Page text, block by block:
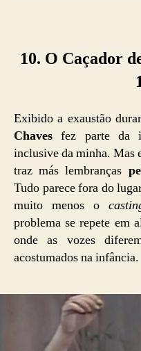
10. O Caçador
Exibido a exaustão
Chaves fez parte da
inclusive da minha. Mas
traz más lembranças
Tudo parece fora do
muito menos o
problema se repete em
onde as vozes
acostumados na infância.